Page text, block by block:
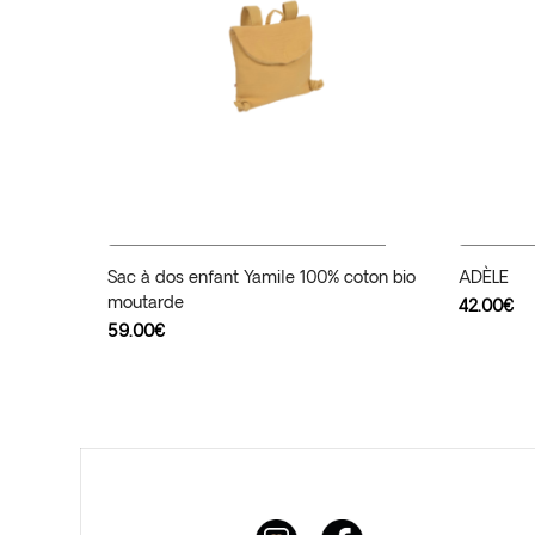
Ajouter Au Panier
Sac à dos enfant Yamile 100% coton bio
moutarde
59.00€
ADÈLE
42.00€